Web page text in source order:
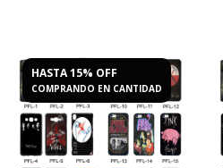
HASTA 15% OFF
COMPRANDO EN CANTIDAD